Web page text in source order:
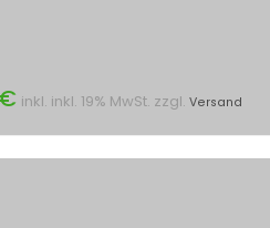
inkl. inkl. 19% MwSt. zzgl. Versand